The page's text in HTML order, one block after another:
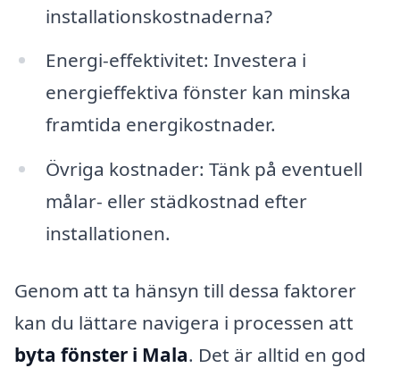
installationskostnaderna?
Energi-effektivitet: Investera i
energieffektiva fönster kan minska
framtida energikostnader.
Övriga kostnader: Tänk på eventuell
målar- eller städkostnad efter
installationen.
Genom att ta hänsyn till dessa faktorer
kan du lättare navigera i processen att
byta fönster i Mala. Det är alltid en god